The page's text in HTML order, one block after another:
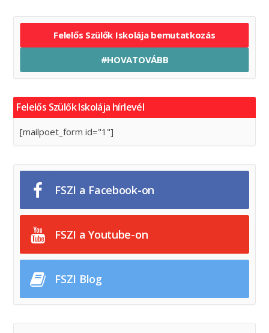
Felelős Szülők Iskolája bemutatkozás
#HOVATOVÁBB
Felelős Szülők Iskolája hírlevél
[mailpoet_form id="1"]
FSZI a Facebook-on
FSZI a Youtube-on
FSZI Blog